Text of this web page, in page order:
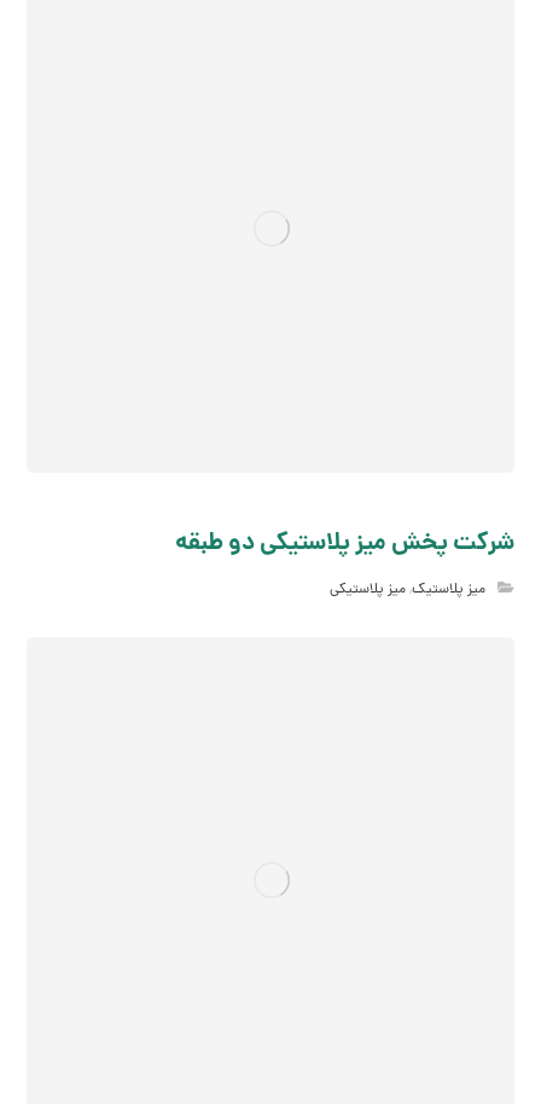
شرکت پخش میز پلاستیکی دو طبقه
میز پلاستیک,میز پلاستیکی